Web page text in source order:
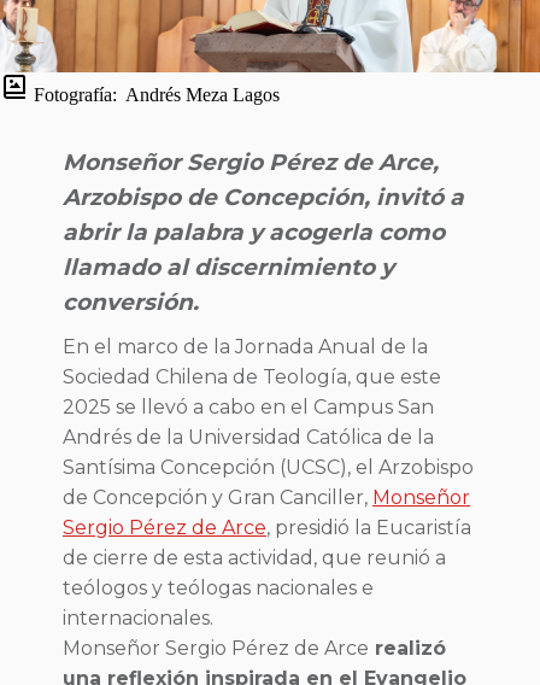
Fotografía: Andrés Meza Lagos
Monseñor Sergio Pérez de Arce,
Arzobispo de Concepción, invitó a
abrir la palabra y acogerla como
llamado al discernimiento y
conversión.
En el marco de la Jornada Anual de la
Sociedad Chilena de Teología, que este
2025 se llevó a cabo en el Campus San
Andrés de la Universidad Católica de la
Santísima Concepción (UCSC), el Arzobispo
de Concepción y Gran Canciller, Monseñor
Sergio Pérez de Arce, presidió la Eucaristía
de cierre de esta actividad, que reunió a
teólogos y teólogas nacionales e
internacionales.
Monseñor Sergio Pérez de Arce realizó
una reflexión inspirada en el Evangelio